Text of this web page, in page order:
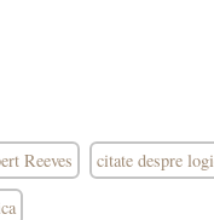
Reeves citate despre